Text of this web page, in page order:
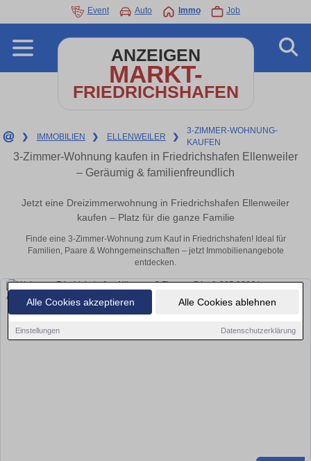
Alle Cookies akzeptieren Alle Cookies ablehnen
Einstellungen Datenschutzerklärung
Event Auto Immo Job
ANZEIGEN
MARKT-
FRIEDRICHSHAFEN
❯ IMMOBILIEN ❯ ELLENWEILER ❯
3-ZIMMER-WOHNUNG-
KAUFEN
3-Zimmer-Wohnung kaufen in Friedrichshafen Ellenweiler
– Geräumig & familienfreundlich
Jetzt eine Dreizimmerwohnung in Friedrichshafen Ellenweiler
kaufen – Platz für die ganze Familie
Finde eine 3-Zimmer-Wohnung zum Kauf in Friedrichshafen! Ideal für
Familien, Paare & Wohngemeinschaften – jetzt Immobilienangebote
entdecken.